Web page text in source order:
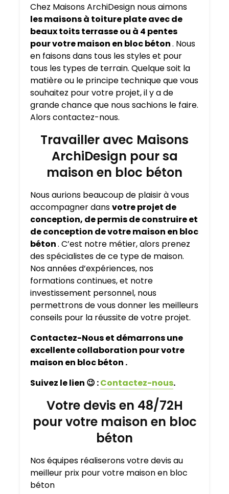
Chez Maisons ArchiDesign nous aimons
les maisons à toiture plate avec de
beaux toits terrasse ou à 4 pentes
pour votre maison en bloc béton. Nous
en faisons dans tous les styles et pour
tous les types de terrain. Quelque soit la
matière ou le principe technique que vous
souhaitez pour votre projet, il y a de
grande chance que nous sachions le faire.
Alors contactez-nous.
Travailler avec Maisons
ArchiDesign pour sa
maison en bloc béton
Nous aurions beaucoup de plaisir à vous
accompagner dansvotre projet de
conception, de permis de construire et
de conception de votre maison en bloc
béton. C’est notre métier, alors prenez
des spécialistes de ce type de maison.
Nos années d’expériences, nos
formations continues, et notre
investissement personnel, nous
permettrons de vous donner les meilleurs
conseils pour la réussite de votre projet.
Contactez-Nous et démarrons une
excellente collaboration pour votre
maison en bloc béton .
Suivez le lien 😉 :Contactez-nous.
Votre devis en 48/72H
pour votre maison en bloc
béton
Nos équipes réaliserons votre devis au
meilleur prix pour votre maison en bloc
béton